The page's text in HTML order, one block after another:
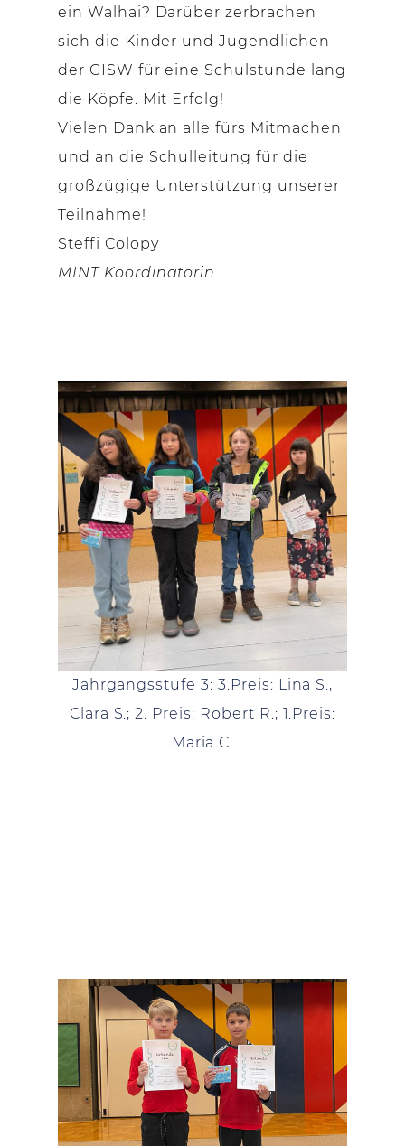
ein Walhai? Darüber zerbrachen
sich die Kinder und Jugendlichen
der GISW für eine Schulstunde lang
die Köpfe. Mit Erfolg!
Vielen Dank an alle fürs Mitmachen
und an die Schulleitung für die
großzügige Unterstützung unserer
Teilnahme!
Steffi Colopy
MINT Koordinatorin
Jahrgangsstufe 3: 3.Preis: Lina S.,
Clara S.; 2. Preis: Robert R.; 1.Preis:
Maria C.